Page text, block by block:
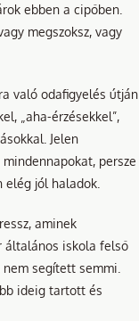
ebben a cipőben.
megszoksz, vagy
való odafigyelés útján
„aha-érzésekkel”,
Jelen
persze
elég jól haladok.
aminek
általános iskola felső
segített semmi.
ideig tartott és